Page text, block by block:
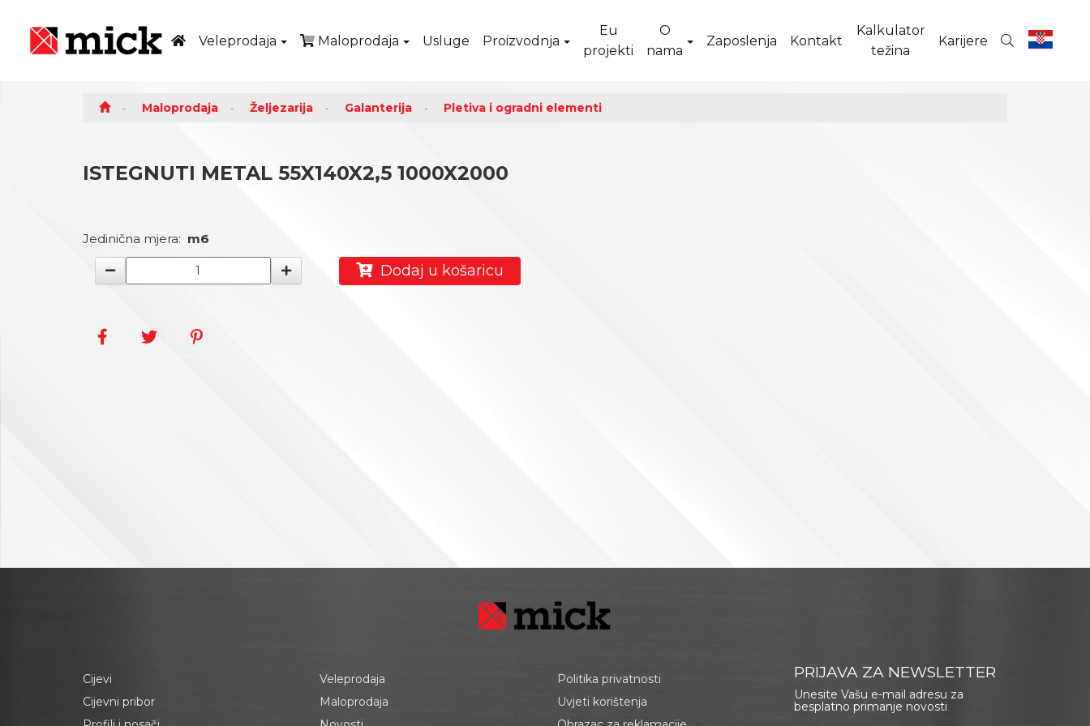
Veleprodaja Maloprodaja Usluge Proizvodnja
Eu
projekti
O
nama
Zaposlenja Kontakt
Kalkulator
težina
Karijere
Maloprodaja Željezarija Galanterija Pletiva i ogradni elementi
ISTEGNUTI METAL 55X140X2,5 1000X2000
Jedinična mjera: m6
Dodaj u košaricu
Cijevi
Cijevni pribor
Veleprodaja
Maloprodaja
Politika privatnosti
Uvjeti korištenja
PRIJAVA ZA NEWSLETTER
Unesite Vašu e-mail adresu za
besplatno primanje novosti